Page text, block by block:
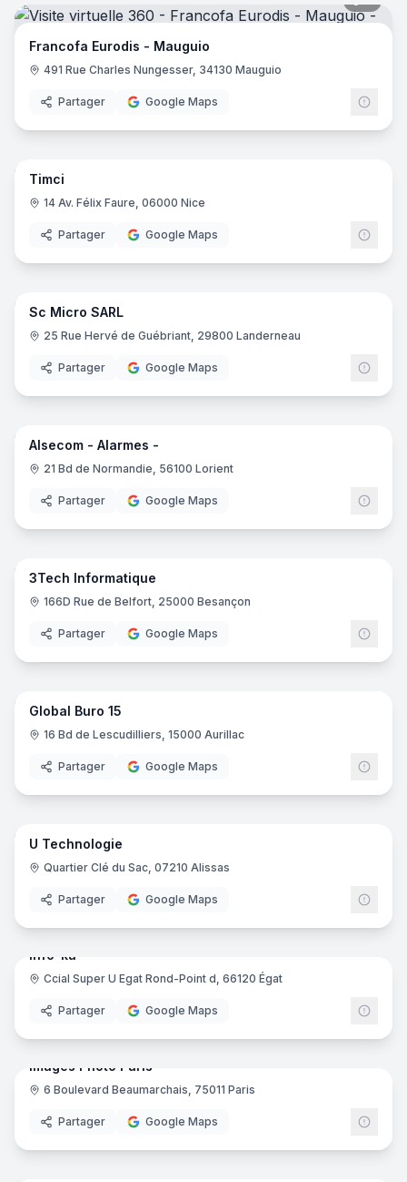
Francofa Eurodis - Mauguio
491 Rue Charles Nungesser, 34130 Mauguio
Partager Google Maps
15
Timci
14 Av. Félix Faure, 06000 Nice
Partager Google Maps
10
Sc Micro SARL
25 Rue Hervé de Guébriant, 29800 Landerneau
Partager Google Maps
7
Alsecom - Alarmes -
21 Bd de Normandie, 56100 Lorient
Partager Google Maps
5
3Tech Informatique
166D Rue de Belfort, 25000 Besançon
Partager Google Maps
4
Global Buro 15
16 Bd de Lescudilliers, 15000 Aurillac
Partager Google Maps
18
U Technologie
Quartier Clé du Sac, 07210 Alissas
Partager Google Maps
Info-ka
Ccial Super U Egat Rond-Point d, 66120 Égat
Partager Google Maps
Images Photo Paris
6 Boulevard Beaumarchais, 75011 Paris
Partager Google Maps
22